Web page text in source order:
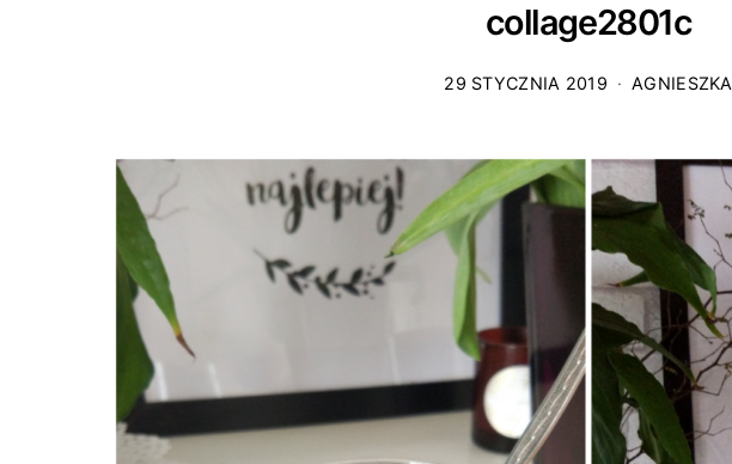
collage2801c
29 STYCZNIA 2019 AGNIESZKA